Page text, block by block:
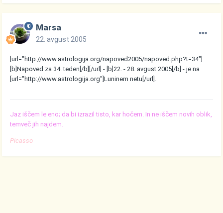
Marsa
22. avgust 2005
[url="http://www.astrologija.org/napoved2005/napoved.php?t=34"]
[b]Napoved za 34. teden[/b][/url] - [b]22. - 28. avgust 2005[/b] - je na
[url="http://www.astrologija.org"]Luninem netu[/url].
Jaz iščem le eno; da bi izrazil tisto, kar hočem. In ne iščem novih oblik,
temveč jih najdem.
Picasso